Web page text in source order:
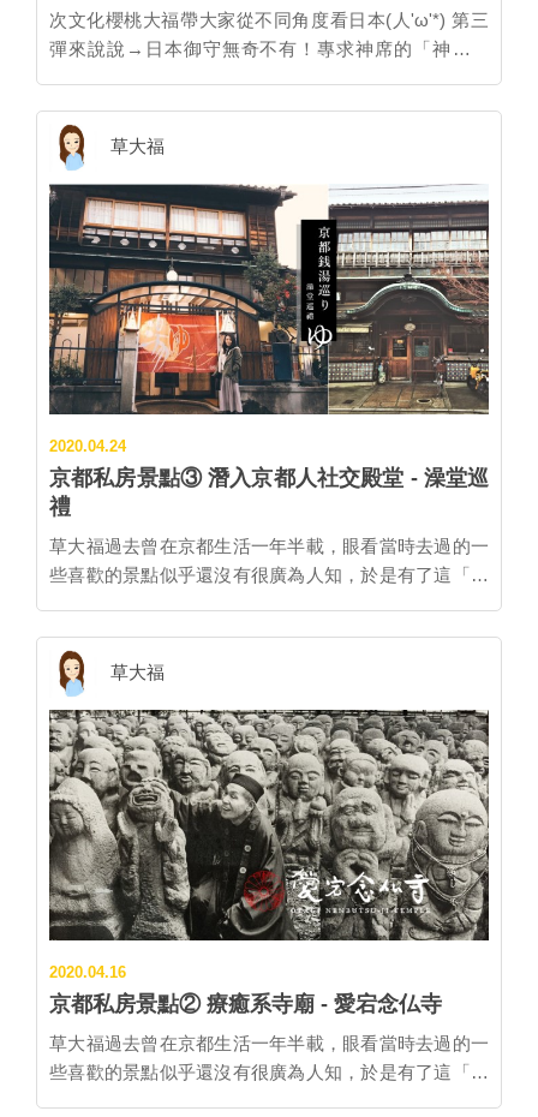
垣國道開始著手「琵琶湖疏水事業」的工程，把滋賀縣
日本最大湖「琵琶湖」的水引到京都來。其實這項工程
命，推動了這項「京都100年の大計」。 京都市上下水
道局網站上有疏水道沿線景點整理，點進去還有360度
VR體驗，並且有中文版！（圖片來源：京都市上下水道
局網站） 為了促成計畫的實行，北垣知事自1882年開始
遊說中央政府、拜訪專家學者。終於，工程在1885年動
工，1890年竣工。歷時4年8個月、犧牲17人的性命、花
費125萬6000円的巨款。從當時京都府預算總額約
50~60萬円來看，可以想像工程案規模的浩大，也令人
佩服北垣知事的堅定意志。疏水道開通，船運帶來人力
與貿易，隨之展開的水力發電等建設也帶動產業發展，
琵琶湖疏水成了京都近代化的象徵。 琵琶湖疏水推薦散
策路線 ~蹴上斜坡鐵道-南禅寺水路閣-京都動物園~ 琵琶
湖疏水從明治時代至今，為京都輸送著生命的泉源，而
疏水道周邊也保留許多值得參觀的景點，像是南禪寺境
走到「京都動物園」。 （圖片來源：Google Maps） 京
都地鐵 蹴上站 ↓ 步行10分 蹴上斜坡鐵道 建造在斜坡上
的軌道，讓經過疏水道的船隻不必卸下行李，能直接上
軌道上的台車上下斜坡。現在保留下來，而且成為賞櫻
勝地。附近還有「蹴上發電所」、「蹴上浄水場」等景
水船」遊覽(官網預約)。 ↓ 步行10分 南禅寺水路閣 參觀
重要寺廟「南禪寺」，觀賞「日本三大門」之一的「三
門」，還能登上三門眺望京都市街景。而在境內的「水
路閣」就是琵琶湖疏水道在通過南禪寺境內時為維護景
觀而建造的。拱型水橋「水路閣」以紅磚砌成為周遭增
添特別風貌。也是京都市指定史蹟。 ↓ 步行7分 午餐 -
「南禪寺 順心」 品嚐南禪寺門前的茶屋料理而誕生的
名物湯豆腐。 ↓ 步行5分...
次文化櫻桃大福帶大家從不同角度看日本(人'ω'*) 第三
彈來說說→日本御守無奇不有！專求神席的「神席御
麼？光只會求戀愛已經不夠看啦！ 這次就來分享櫻桃大
福買過的超特殊的神席御守 & 御守的歷史！ 神席御守
是什麼？ 神席御守在2019年夏季正式登場，是由京都嵐
山祈求演藝事業聞名的「車折神社」與日本唱片行
「TOWER RECORDS(タワーレコード)」合作推出的
特殊御守，由於正面繡了「神席祈願」的字樣，因此就
被稱為「神席御守」。 ▲車折神社境內的「藝能神社」
祭祀能歌善舞的女神「天宇受賣命」，吸引許多演藝人
員專程來參拜。(Credit：Mona) 神席御守功能是？ 神席
御守主要能祈求「有一個好位子(=神席)」，也就是能為
追星之路帶來好運！使用範圍當然不僅限於偶像團體，
巾，至於能不能順利接到，這時候就...
草大福
2020.04.24
京都私房景點③ 潛入京都人社交殿堂 - 澡堂巡
禮
草大福過去曾在京都生活一年半載，眼看當時去過的一
些喜歡的景點似乎還沒有很廣為人知，於是有了這「京
文「銭湯」指的就是「澡堂」，不只是讓家裡沒浴室可
洗澡、沒浴缸可泡澡的人梳洗的地方，也是社區鄰居們
社交的場所。早期的台灣也有許多銭湯，然而在家家戶
戶的衛浴設備普及後就逐漸被社會淘汰了(難過)。 受時
勢所趨，日本銭湯的經營也是困難，但在各地多多少少
還是保留了一些銭湯，尤其在京都更是受到保護與推
廣。不只老一輩的居民，也受到不少年輕人喜愛，甚至
很歡迎觀光客來體驗。 草大福今天來推薦去過的兩家京
都銭湯，給新手參考。沒興趣也能去去銭湯咖啡喔。 初
訪銭湯或許需要一點勇氣。 有著老靈魂的草大福一心想
探索銭湯，加上在京都生活實住的宿舍只有洗澡一次
頭充滿著濃厚京都腔、一看就是住在附近的婆婆們，各
個裝備齊全、熟門熟路地洗澡、熱絡地話家常。雖然有
些難以融入，但頓時感覺這就是「真・京都人」日常生
活景點啊~ 你也想體驗銭湯嗎? 做一點小準備，下次去
草大福
2020.04.16
京都私房景點② 療癒系寺廟 - 愛宕念仏寺
草大福過去曾在京都生活一年半載，眼看當時去過的一
些喜歡的景點似乎還沒有很廣為人知，於是有了這「京